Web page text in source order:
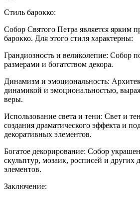
Стиль барокко:
Собор Святого Петра является ярким
барокко. Для этого стиля характерны:
Грандиозность и великолепие: Собор
размерами и богатством декора.
Динамизм и эмоциональность:
динамикой и эмоциональностью,
веры.
Использование света и тени: Свет и
создания драматического эффекта и
декоративных элементов.
Богатое декорирование: Собор
скульптур, мозаик, росписей и других
элементов.
Заключение: